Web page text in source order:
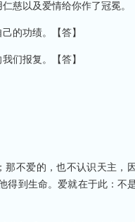
慈以及爱情给你作了冠冕。
的功绩。【答】
们报复。【答】
不爱的，也不认识天主，
得到生命。爱就在于此：不